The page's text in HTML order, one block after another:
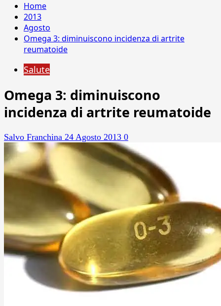
Home
2013
Agosto
Omega 3: diminuiscono incidenza di artrite
reumatoide
Salute
Omega 3: diminuiscono
incidenza di artrite reumatoide
Salvo Franchina 24 Agosto 2013 0